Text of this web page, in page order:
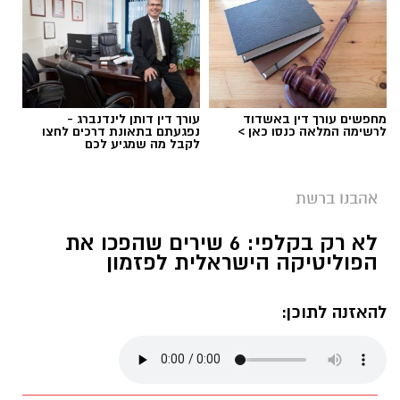
בוי ג'ורג' השיר החדש שתומך בישראל הקשיבו
למילים וצפו בקלפי הרשמי
George מעורר סערה בינלאומית בעקבות שיר
מחפשים עורך דין באשדוד
לרשימה המלאה כנסו כאן >
עורך דין דותן לינדנברג -
נפגעתם בתאונת דרכים לחצו
לקבל מה שמגיע לכם
אהבנו ברשת
לא רק בקלפי: 6 שירים שהפכו את
הפוליטיקה הישראלית לפזמון
להאזנה לתוכן: